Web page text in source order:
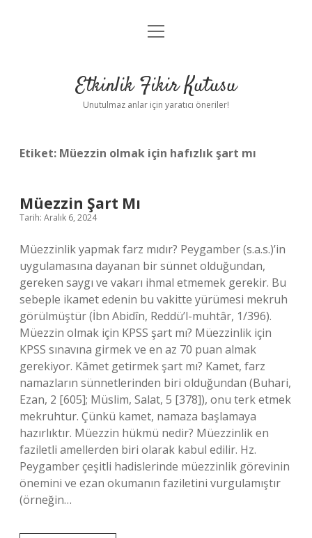
Anasayfa
Yasal Uyarı
menüyü
Etkinlik Fikir Kutusu
Unutulmaz anlar için yaratıcı öneriler!
Etiket: Müezzin olmak için hafızlık şart mı
Müezzin Şart Mı
Tarih: Aralık 6, 2024
Müezzinlik yapmak farz mıdır? Peygamber (s.a.s.)’in
uygulamasına dayanan bir sünnet olduğundan,
gereken saygı ve vakarı ihmal etmemek gerekir. Bu
sebeple ikamet edenin bu vakitte yürümesi mekruh
görülmüştür (İbn Abidîn, Reddü’l-muhtâr, 1/396).
Müezzin olmak için KPSS şart mı? Müezzinlik için
KPSS sınavına girmek ve en az 70 puan almak
gerekiyor. Kâmet getirmek şart mı? Kamet, farz
namazların sünnetlerinden biri olduğundan (Buhari,
Ezan, 2 [605]; Müslim, Salat, 5 [378]), onu terk etmek
mekruhtur. Çünkü kamet, namaza başlamaya
hazırlıktır. Müezzin hükmü nedir? Müezzinlik en
faziletli amellerden biri olarak kabul edilir. Hz.
Peygamber çeşitli hadislerinde müezzinlik görevinin
önemini ve ezan okumanın faziletini vurgulamıştır
(örneğin…